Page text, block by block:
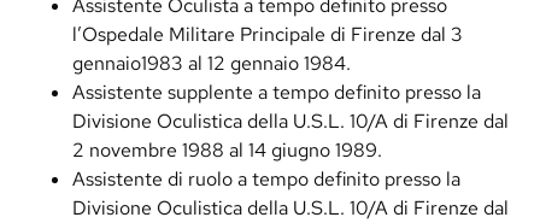
Assistente Oculista a tempo definito presso
l’Ospedale Militare Principale di Firenze dal 3
gennaio1983 al 12 gennaio 1984.
Assistente supplente a tempo definito presso la
Divisione Oculistica della U.S.L. 10/A di Firenze dal
2 novembre 1988 al 14 giugno 1989.
Assistente di ruolo a tempo definito presso la
Divisione Oculistica della U.S.L. 10/A di Firenze dal